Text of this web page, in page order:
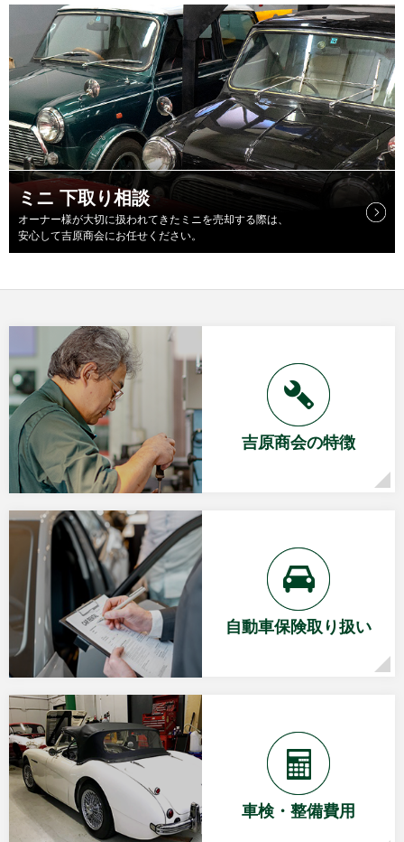
ミニ 下取り相談
オーナー様が大切に扱われてきたミニを売却する際は、
安心して吉原商会にお任せください。
吉原商会の特徴
自動車保険取り扱い
車検・整備費用